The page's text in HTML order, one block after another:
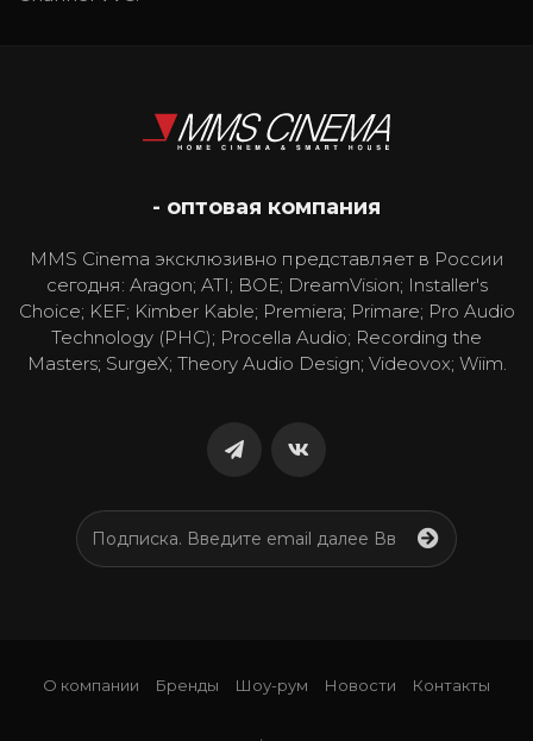
- оптовая компания
MMS Cinema эксклюзивно представляет в России
сегодня: Aragon; ATI; BOE; DreamVision; Installer's
Choice; KEF; Kimber Kable; Premiera; Primare; Pro Audio
Technology (PHC); Procella Audio; Recording the
Masters; SurgeX; Theory Audio Design; Videovox; Wiim.
О компании Бренды Шоу-рум Новости Контакты